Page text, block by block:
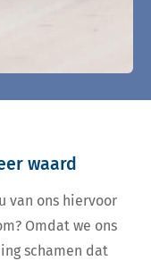
waard
van ons hiervoor
Omdat we ons
schamen dat